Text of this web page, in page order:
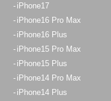
iPhone17
iPhone16 Pro Max
iPhone16 Plus
iPhone15 Pro Max
iPhone15 Plus
iPhone14 Pro Max
iPhone14 Plus